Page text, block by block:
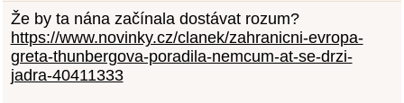
Že by ta nána začínala dostávat rozum?
https://www.novinky.cz/clanek/zahranicni-evropa-
greta-thunbergova-poradila-nemcum-at-se-drzi-
jadra-40411333